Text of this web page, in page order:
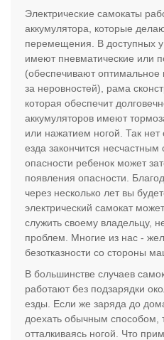
Электрические самокаты
аккумулятора, которые
перемещения. В доступных
имеют пневматические или
(обеспечивают
за неровностей), рама
которая обеспечит
аккумуляторов имеют
или нажатием ногой. Так нет
езда закончится
опасности ребенок может
появления опасности.
через несколько лет вы
электрический самокат
служить своему владельцу,
проблем. Многие из нас -
безотказности со стороны
В большинстве случаев
работают без подзарядки
езды. Если же заряда до
доехать обычным способом,
отталкиваясь ногой. Что